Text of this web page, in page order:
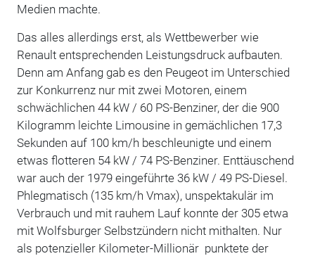
Medien machte.
Das alles allerdings erst, als Wettbewerber wie
Renault entsprechenden Leistungsdruck aufbauten.
Denn am Anfang gab es den Peugeot im Unterschied
zur Konkurrenz nur mit zwei Motoren, einem
schwächlichen 44 kW / 60 PS-Benziner, der die 900
Kilogramm leichte Limousine in gemächlichen 17,3
Sekunden auf 100 km/h beschleunigte und einem
etwas flotteren 54 kW / 74 PS-Benziner. Enttäuschend
war auch der 1979 eingeführte 36 kW / 49 PS-Diesel.
Phlegmatisch (135 km/h Vmax), unspektakulär im
Verbrauch und mit rauhem Lauf konnte der 305 etwa
mit Wolfsburger Selbstzündern nicht mithalten. Nur
als potenzieller Kilometer-Millionär punktete der